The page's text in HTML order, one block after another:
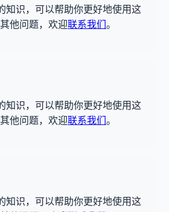
知识，可以帮助你更好地使用这
他问题，欢迎联系我们 。
知识，可以帮助你更好地使用这
他问题，欢迎联系我们 。
知识，可以帮助你更好地使用这